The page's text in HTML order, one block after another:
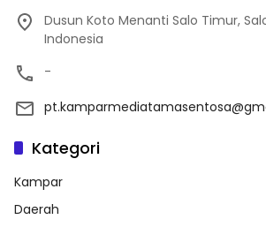
Dusun Koto Menanti Salo Timur,
Indonesia
-
Kategori
Kampar
Daerah